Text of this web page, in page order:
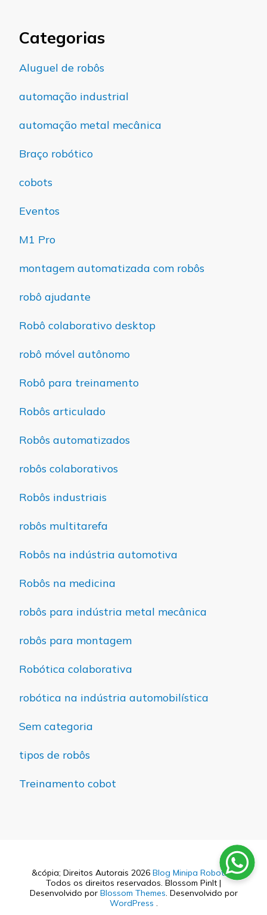
Categorias
Aluguel de robôs
automação industrial
automação metal mecânica
Braço robótico
cobots
Eventos
M1 Pro
montagem automatizada com robôs
robô ajudante
Robô colaborativo desktop
robô móvel autônomo
Robô para treinamento
Robôs articulado
Robôs automatizados
robôs colaborativos
Robôs industriais
robôs multitarefa
Robôs na indústria automotiva
Robôs na medicina
robôs para indústria metal mecânica
robôs para montagem
Robótica colaborativa
robótica na indústria automobilística
Sem categoria
tipos de robôs
Treinamento cobot
&cópia; Direitos Autorais 2026 Blog Minipa Robotics.
Todos os direitos reservados. Blossom PinIt |
Desenvolvido por Blossom Themes. Desenvolvido por
WordPress .